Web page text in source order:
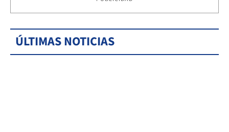
ÚLTIMAS NOTICIAS